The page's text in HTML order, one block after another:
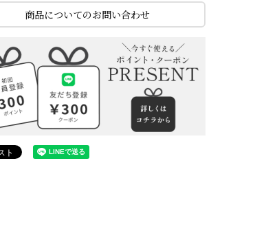
商品についてのお問い合わせ